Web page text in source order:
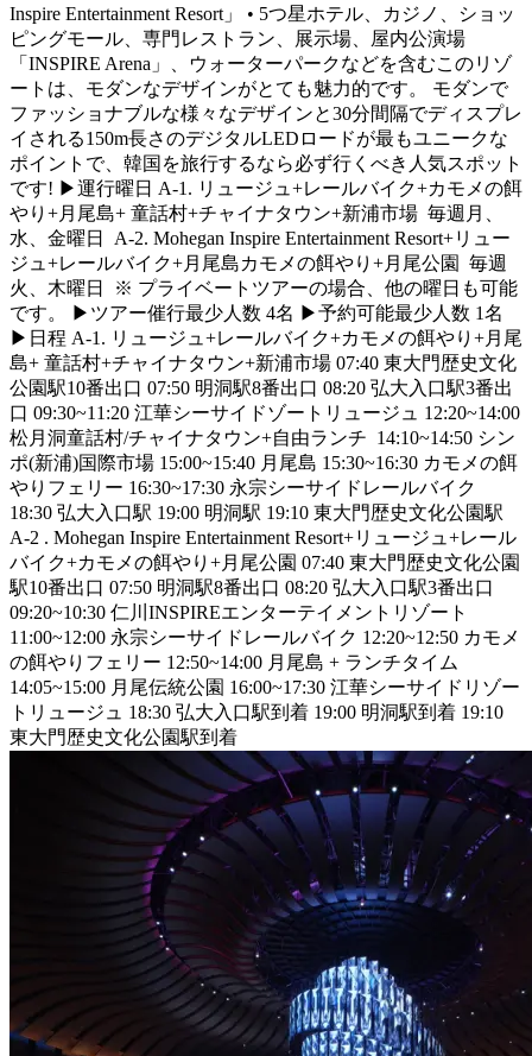
Inspire Entertainment Resort」 • 5つ星ホテル、カジノ、ショッ
ピングモール、専門レストラン、展示場、屋内公演場
「INSPIRE Arena」、ウォーターパークなどを含むこのリゾ
ートは、モダンなデザインがとても魅力的です。 モダンで
ファッショナブルな様々なデザインと30分間隔でディスプレ
イされる150m長さのデジタルLEDロードが最もユニークな
ポイントで、韓国を旅行するなら必ず行くべき人気スポット
です! ▶運行曜日 A-1. リュージュ+レールバイク+カモメの餌
やり+月尾島+ 童話村+チャイナタウン+新浦市場 毎週月、
水、金曜日 A-2. Mohegan Inspire Entertainment Resort+リュー
ジュ+レールバイク+月尾島カモメの餌やり+月尾公園 毎週
火、木曜日 ※ プライベートツアーの場合、他の曜日も可能
です。 ▶ツアー催行最少人数 4名 ▶予約可能最少人数 1名
▶日程 A-1. リュージュ+レールバイク+カモメの餌やり+月尾
島+ 童話村+チャイナタウン+新浦市場 07:40 東大門歴史文化
公園駅10番出口 07:50 明洞駅8番出口 08:20 弘大入口駅3番出
口 09:30~11:20 江華シーサイドゾートリュージュ 12:20~14:00
松月洞童話村/チャイナタウン+自由ランチ 14:10~14:50 シン
ポ(新浦)国際市場 15:00~15:40 月尾島 15:30~16:30 カモメの餌
やりフェリー 16:30~17:30 永宗シーサイドレールバイク
18:30 弘大入口駅 19:00 明洞駅 19:10 東大門歴史文化公園駅
A-2 . Mohegan Inspire Entertainment Resort+リュージュ+レール
バイク+カモメの餌やり+月尾公園 07:40 東大門歴史文化公園
駅10番出口 07:50 明洞駅8番出口 08:20 弘大入口駅3番出口
09:20~10:30 仁川INSPIREエンターテイメントリゾート
11:00~12:00 永宗シーサイドレールバイク 12:20~12:50 カモメ
の餌やりフェリー 12:50~14:00 月尾島 + ランチタイム
14:05~15:00 月尾伝統公園 16:00~17:30 江華シーサイドリゾー
トリュージュ 18:30 弘大入口駅到着 19:00 明洞駅到着 19:10
東大門歴史文化公園駅到着